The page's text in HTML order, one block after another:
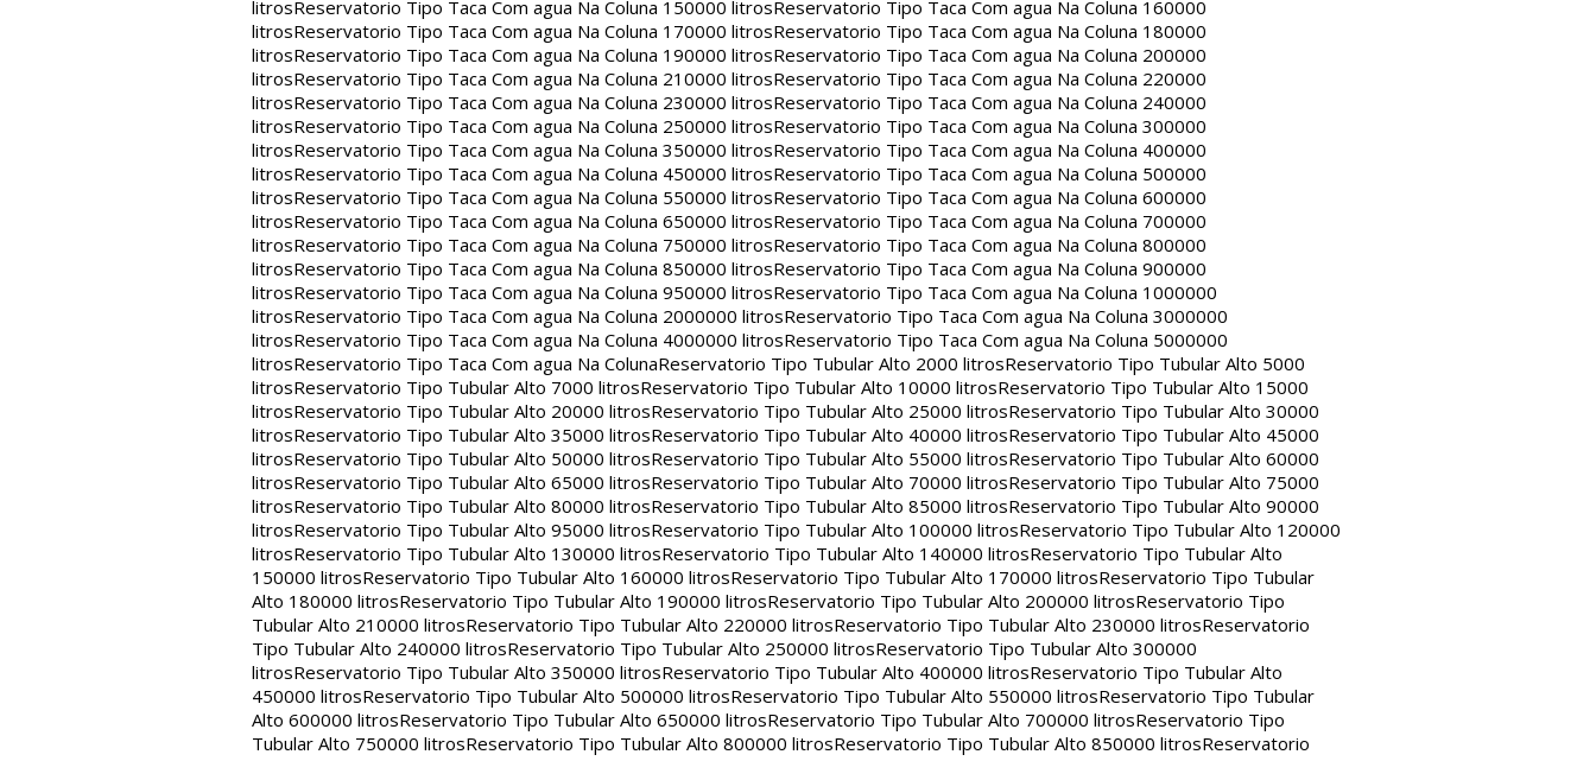
litrosReservatorio Tipo Taca Com agua Na Coluna 150000 litrosReservatorio Tipo Taca Com agua Na Coluna 160000
litrosReservatorio Tipo Taca Com agua Na Coluna 170000 litrosReservatorio Tipo Taca Com agua Na Coluna 180000
litrosReservatorio Tipo Taca Com agua Na Coluna 190000 litrosReservatorio Tipo Taca Com agua Na Coluna 200000
litrosReservatorio Tipo Taca Com agua Na Coluna 210000 litrosReservatorio Tipo Taca Com agua Na Coluna 220000
litrosReservatorio Tipo Taca Com agua Na Coluna 230000 litrosReservatorio Tipo Taca Com agua Na Coluna 240000
litrosReservatorio Tipo Taca Com agua Na Coluna 250000 litrosReservatorio Tipo Taca Com agua Na Coluna 300000
litrosReservatorio Tipo Taca Com agua Na Coluna 350000 litrosReservatorio Tipo Taca Com agua Na Coluna 400000
litrosReservatorio Tipo Taca Com agua Na Coluna 450000 litrosReservatorio Tipo Taca Com agua Na Coluna 500000
litrosReservatorio Tipo Taca Com agua Na Coluna 550000 litrosReservatorio Tipo Taca Com agua Na Coluna 600000
litrosReservatorio Tipo Taca Com agua Na Coluna 650000 litrosReservatorio Tipo Taca Com agua Na Coluna 700000
litrosReservatorio Tipo Taca Com agua Na Coluna 750000 litrosReservatorio Tipo Taca Com agua Na Coluna 800000
litrosReservatorio Tipo Taca Com agua Na Coluna 850000 litrosReservatorio Tipo Taca Com agua Na Coluna 900000
litrosReservatorio Tipo Taca Com agua Na Coluna 950000 litrosReservatorio Tipo Taca Com agua Na Coluna 1000000
litrosReservatorio Tipo Taca Com agua Na Coluna 2000000 litrosReservatorio Tipo Taca Com agua Na Coluna 3000000
litrosReservatorio Tipo Taca Com agua Na Coluna 4000000 litrosReservatorio Tipo Taca Com agua Na Coluna 5000000
litrosReservatorio Tipo Taca Com agua Na ColunaReservatorio Tipo Tubular Alto 2000 litrosReservatorio Tipo Tubular Alto 5000
litrosReservatorio Tipo Tubular Alto 7000 litrosReservatorio Tipo Tubular Alto 10000 litrosReservatorio Tipo Tubular Alto 15000
litrosReservatorio Tipo Tubular Alto 20000 litrosReservatorio Tipo Tubular Alto 25000 litrosReservatorio Tipo Tubular Alto 30000
litrosReservatorio Tipo Tubular Alto 35000 litrosReservatorio Tipo Tubular Alto 40000 litrosReservatorio Tipo Tubular Alto 45000
litrosReservatorio Tipo Tubular Alto 50000 litrosReservatorio Tipo Tubular Alto 55000 litrosReservatorio Tipo Tubular Alto 60000
litrosReservatorio Tipo Tubular Alto 65000 litrosReservatorio Tipo Tubular Alto 70000 litrosReservatorio Tipo Tubular Alto 75000
litrosReservatorio Tipo Tubular Alto 80000 litrosReservatorio Tipo Tubular Alto 85000 litrosReservatorio Tipo Tubular Alto 90000
litrosReservatorio Tipo Tubular Alto 95000 litrosReservatorio Tipo Tubular Alto 100000 litrosReservatorio Tipo Tubular Alto 120000
litrosReservatorio Tipo Tubular Alto 130000 litrosReservatorio Tipo Tubular Alto 140000 litrosReservatorio Tipo Tubular Alto
150000 litrosReservatorio Tipo Tubular Alto 160000 litrosReservatorio Tipo Tubular Alto 170000 litrosReservatorio Tipo Tubular
Alto 180000 litrosReservatorio Tipo Tubular Alto 190000 litrosReservatorio Tipo Tubular Alto 200000 litrosReservatorio Tipo
Tubular Alto 210000 litrosReservatorio Tipo Tubular Alto 220000 litrosReservatorio Tipo Tubular Alto 230000 litrosReservatorio
Tipo Tubular Alto 240000 litrosReservatorio Tipo Tubular Alto 250000 litrosReservatorio Tipo Tubular Alto 300000
litrosReservatorio Tipo Tubular Alto 350000 litrosReservatorio Tipo Tubular Alto 400000 litrosReservatorio Tipo Tubular Alto
450000 litrosReservatorio Tipo Tubular Alto 500000 litrosReservatorio Tipo Tubular Alto 550000 litrosReservatorio Tipo Tubular
Alto 600000 litrosReservatorio Tipo Tubular Alto 650000 litrosReservatorio Tipo Tubular Alto 700000 litrosReservatorio Tipo
Tubular Alto 750000 litrosReservatorio Tipo Tubular Alto 800000 litrosReservatorio Tipo Tubular Alto 850000 litrosReservatorio